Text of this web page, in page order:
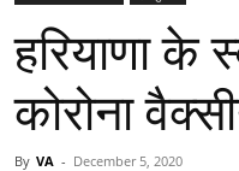
हरियाणा के
कोरोना
By VA - December 5, 2020